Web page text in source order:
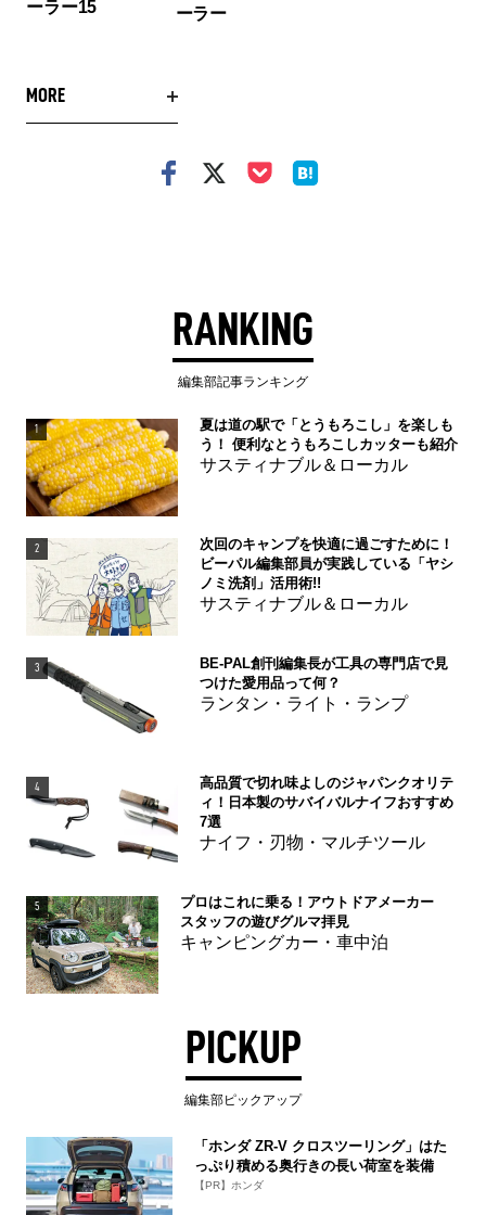
ーラー15 ーラー
MORE
RANKING
編集部記事ランキング
1
夏は道の駅で「とうもろこし」を楽しも
う！ 便利なとうもろこしカッターも紹介
サスティナブル＆ローカル
2
次回のキャンプを快適に過ごすために！
ビーパル編集部員が実践している「ヤシ
ノミ洗剤」活用術!!
サスティナブル＆ローカル
3
BE-PAL創刊編集長が工具の専門店で見
つけた愛用品って何？
ランタン・ライト・ランプ
4
高品質で切れ味よしのジャパンクオリテ
ィ！日本製のサバイバルナイフおすすめ
7選
ナイフ・刃物・マルチツール
5
プロはこれに乗る！アウトドアメーカー
スタッフの遊びグルマ拝見
キャンピングカー・車中泊
PICKUP
編集部ピックアップ
「ホンダ ZR-V クロスツーリング」はた
っぷり積める奥行きの長い荷室を装備
【PR】ホンダ